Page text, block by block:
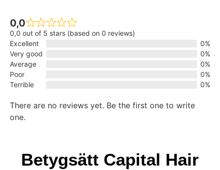
0,0
0,0 out of 5 stars (based on 0 reviews)
Excellent
0%
Very good
0%
Average
0%
Poor
0%
Terrible
0%
There are no reviews yet. Be the first one to write
one.
Betygsätt Capital Hair